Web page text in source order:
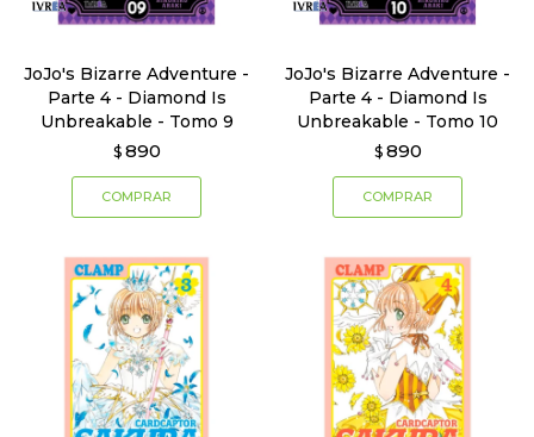
JoJo's Bizarre Adventure -
Parte 4 - Diamond Is
Unbreakable - Tomo 9
$ 890
JoJo's Bizarre Adventure -
Parte 4 - Diamond Is
Unbreakable - Tomo 10
$ 890